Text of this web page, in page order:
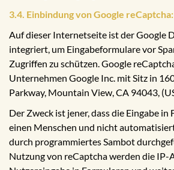
3.4. Einbindung von Google reCaptcha:
Auf dieser Internetseite ist der Google
integriert, um Eingabeformulare vor
Zugriffen zu schützen. Google
Unternehmen Google Inc. mit Sitz in
Parkway, Mountain View, CA 94043,
Der Zweck ist jener, dass die Eingabe in
einen Menschen und nicht
durch programmiertes Sambot
Nutzung von reCaptcha werden die IP-